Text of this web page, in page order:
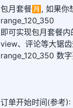
包月套餐🈷️, 如果你
range_120_350
即可实现包月套餐
view、评论等大锯
range_120_350 数
订单开始时间(参考):